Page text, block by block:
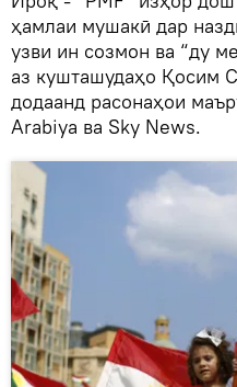
ҳамлаи мушакӣ дар
узви ин созмон ва “ду
аз кушташудаҳо Қосим
додаанд расонаҳои
Arabiya ва Sky News.